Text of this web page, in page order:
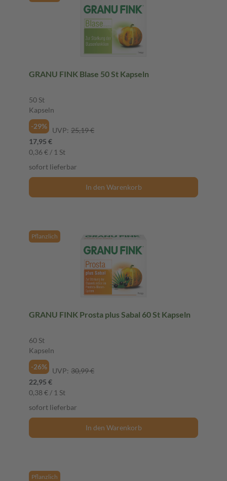
GRANU FINK Blase 50 St Kapseln
50 St
Kapseln
-29%
UVP: 25,19 €
17,95 €
0,36 € / 1 St
sofort lieferbar
In den Warenkorb
Pflanzlich
GRANU FINK Prosta plus Sabal 60 St Kapseln
60 St
Kapseln
-26%
UVP: 30,99 €
22,95 €
0,38 € / 1 St
sofort lieferbar
In den Warenkorb
Pflanzlich